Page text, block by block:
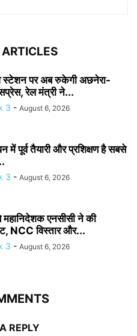
स्टेशन पर अब रुकेगी अछनेरा-
रेल मंत्री ने...
3 - August 6, 2026
में पूर्व तैयारी और प्रशिक्षण है सबसे
3 - August 6, 2026
महानिदेशक एनसीसी ने की
NCC विस्तार और...
3 - August 6, 2026
REPLY